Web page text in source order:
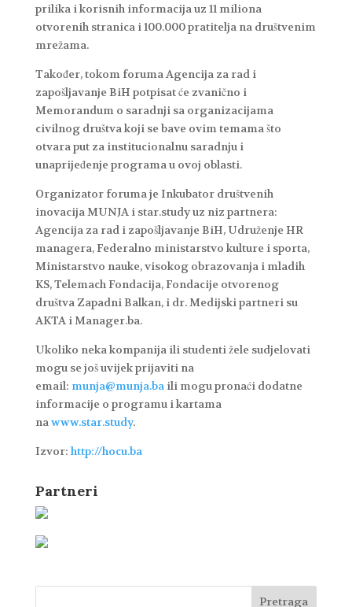
prilika i korisnih informacija uz 11 miliona
otvorenih stranica i 100.000 pratitelja na društvenim
mrežama.
Također, tokom foruma Agencija za rad i
zapošljavanje BiH potpisat će zvanično i
Memorandum o saradnji sa organizacijama
civilnog društva koji se bave ovim temama što
otvara put za institucionalnu saradnju i
unaprijeđenje programa u ovoj oblasti.
Organizator foruma je Inkubator društvenih
inovacija MUNJA i star.study uz niz partnera:
Agencija za rad i zapošljavanje BiH, Udruženje HR
managera, Federalno ministarstvo kulture i sporta,
Ministarstvo nauke, visokog obrazovanja i mladih
KS, Telemach Fondacija, Fondacije otvorenog
društva Zapadni Balkan, i dr. Medijski partneri su
AKTA i Manager.ba.
Ukoliko neka kompanija ili studenti žele sudjelovati
mogu se još uvijek prijaviti na
email: munja@munja.ba ili mogu pronaći dodatne
informacije o programu i kartama
na www.star.study.
Izvor: http://hocu.ba
Partneri